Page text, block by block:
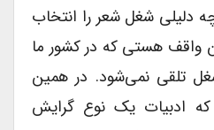
دلیلی شغل شعر را انتخاب
هستی که در کشور ما
تلقی نمی‌شود. در همین
ادبیات یک نوع گرایش